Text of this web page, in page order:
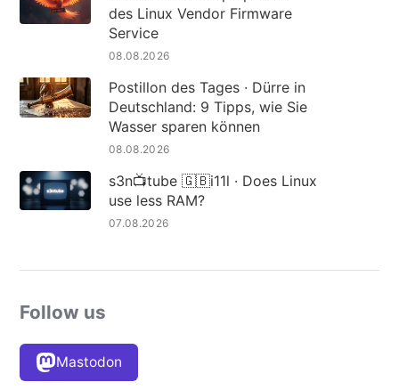
des Linux Vendor Firmware
Service
08.08.2026
Postillon des Tages · Dürre in
Deutschland: 9 Tipps, wie Sie
Wasser sparen können
08.08.2026
s3n📺tube 🇬🇧i11l · Does Linux
use less RAM?
07.08.2026
Follow us
Mastodon